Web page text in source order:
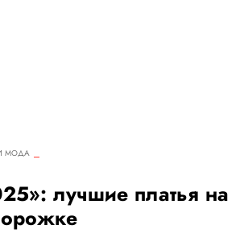
МОДА
лучшие платья на